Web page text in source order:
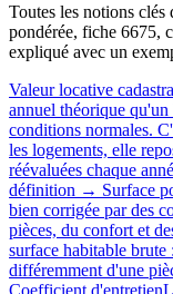
Toutes les notions
pondérée, fiche 6675,
expliqué avec un
Valeur locative
annuel théorique
conditions normales.
les logements, elle
réévaluées chaque
définition → Surface
bien corrigée par des
pièces, du confort et
surface habitable brute
différemment d'une
Coefficient d'entretien